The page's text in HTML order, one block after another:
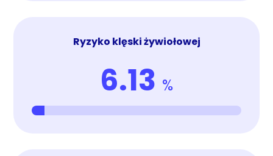
Ryzyko klęski żywiołowej
6.13 %